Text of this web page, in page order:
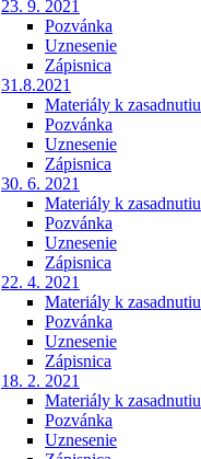
23. 9. 2021
Pozvánka
Uznesenie
Zápisnica
31.8.2021
Materiály k zasadnutiu
Pozvánka
Uznesenie
Zápisnica
30. 6. 2021
Materiály k zasadnutiu
Pozvánka
Uznesenie
Zápisnica
22. 4. 2021
Materiály k zasadnutiu
Pozvánka
Uznesenie
Zápisnica
18. 2. 2021
Materiály k zasadnutiu
Pozvánka
Uznesenie